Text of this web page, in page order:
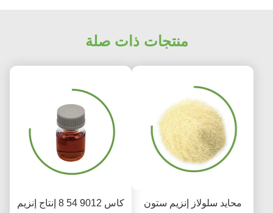
منتجات ذات صلة
محايد سلولاز إنزيم ستون
كاس 9012 54 8 إنتاج إنزيم